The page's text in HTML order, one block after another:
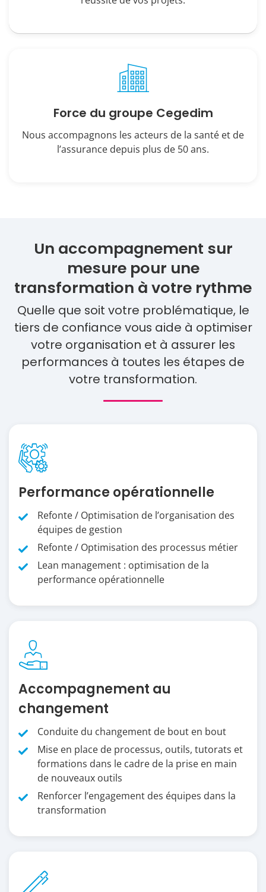
Force du groupe Cegedim
Nous accompagnons les acteurs de la santé et de
l’assurance depuis plus de 50 ans.
Un accompagnement sur
mesure pour une
transformation à votre rythme
Quelle que soit votre problématique, le
tiers de confiance vous aide à optimiser
votre organisation et à assurer les
performances à toutes les étapes de
votre transformation.
Performance opérationnelle
Refonte / Optimisation de l’organisation des
équipes de gestion
Refonte / Optimisation des processus métier
Lean management : optimisation de la
performance opérationnelle
Accompagnement au
changement
Conduite du changement de bout en bout
Mise en place de processus, outils, tutorats et
formations dans le cadre de la prise en main
de nouveaux outils
Renforcer l’engagement des équipes dans la
transformation